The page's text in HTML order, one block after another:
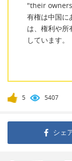
"their
有権は中国
は、権利や所
しています。
5 5407
シェ